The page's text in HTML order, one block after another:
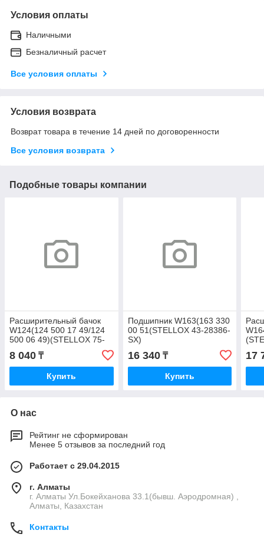
Условия оплаты
Наличными
Безналичный расчет
Все условия оплаты
Условия возврата
Возврат товара в течение 14 дней по договоренности
Все условия возврата
Подобные товары компании
Расширительный бачок
W124(124 500 17 49/124
500 06 49)(STELLOX 75-
51267-SX)
8 040 ₸
Купить
Подшипник W163(163 330
00 51(STELLOX 43-28386-
SX)
16 340₸
Купить
17
О нас
Рейтинг не сформирован
Менее 5 отзывов за последний год
Работает с 29.04.2015
г. Алматы
г. Алматы Ул.Бокейханова 33.1(бывш. Аэродромная) ,
Алматы, Казахстан
Контакты